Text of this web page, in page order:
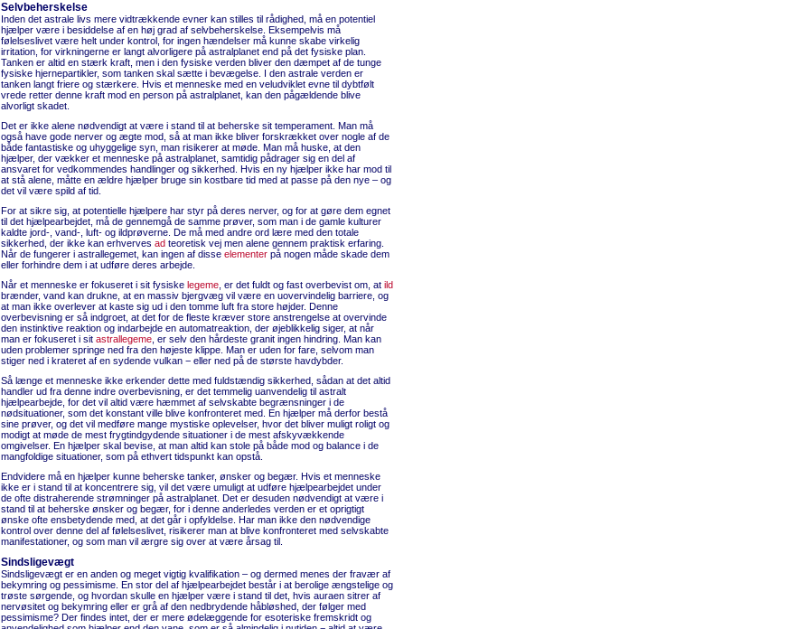
Selvbeherskelse
Inden det astrale livs mere vidtrækkende evner kan stilles til rådighed, må en potentiel
hjælper være i besiddelse af en høj grad af selvbeherskelse. Eksempelvis må
følelseslivet være helt under kontrol, for ingen hændelser må kunne skabe virkelig
irritation, for virkningerne er langt alvorligere på astralplanet end på det fysiske plan.
Tanken er altid en stærk kraft, men i den fysiske verden bliver den dæmpet af de tunge
fysiske hjernepartikler, som tanken skal sætte i bevægelse. I den astrale verden er
tanken langt friere og stærkere. Hvis et menneske med en veludviklet evne til dybtfølt
vrede retter denne kraft mod en person på astralplanet, kan den pågældende blive
alvorligt skadet.
Det er ikke alene nødvendigt at være i stand til at beherske sit temperament. Man må
også have gode nerver og ægte mod, så at man ikke bliver forskrækket over nogle af de
både fantastiske og uhyggelige syn, man risikerer at møde. Man må huske, at den
hjælper, der vækker et menneske på astralplanet, samtidig pådrager sig en del af
ansvaret for vedkommendes handlinger og sikkerhed. Hvis en ny hjælper ikke har mod til
at stå alene, måtte en ældre hjælper bruge sin kostbare tid med at passe på den nye – og
det vil være spild af tid.
For at sikre sig, at potentielle hjælpere har styr på deres nerver, og for at gøre dem egnet
til det hjælpearbejdet, må de gennemgå de samme prøver, som man i de gamle kulturer
kaldte jord-, vand-, luft- og ildprøverne. De må med andre ord lære med den totale
sikkerhed, der ikke kan erhverves ad teoretisk vej men alene gennem praktisk erfaring.
Når de fungerer i astrallegemet, kan ingen af disse elementer på nogen måde skade dem
eller forhindre dem i at udføre deres arbejde.
Når et menneske er fokuseret i sit fysiske legeme , er det fuldt og fast overbevist om, at ild
brænder, vand kan drukne, at en massiv bjergvæg vil være en uovervindelig barriere, og
at man ikke overlever at kaste sig ud i den tomme luft fra store højder. Denne
overbevisning er så indgroet, at det for de fleste kræver store anstrengelse at overvinde
den instinktive reaktion og indarbejde en automatreaktion, der øjeblikkelig siger, at når
man er fokuseret i sit astrallegeme , er selv den hårdeste granit ingen hindring. Man kan
uden problemer springe ned fra den højeste klippe. Man er uden for fare, selvom man
stiger ned i krateret af en sydende vulkan − eller ned på de største havdybder.
Så længe et menneske ikke erkender dette med fuldstændig sikkerhed, sådan at det altid
handler ud fra denne indre overbevisning, er det temmelig uanvendelig til astralt
hjælpearbejde, for det vil altid være hæmmet af selvskabte begrænsninger i de
nødsituationer, som det konstant ville blive konfronteret med. En hjælper må derfor bestå
sine prøver, og det vil medføre mange mystiske oplevelser, hvor det bliver muligt roligt og
modigt at møde de mest frygtindgydende situationer i de mest afskyvækkende
omgivelser. En hjælper skal bevise, at man altid kan stole på både mod og balance i de
mangfoldige situationer, som på ethvert tidspunkt kan opstå.
Endvidere må en hjælper kunne beherske tanker, ønsker og begær. Hvis et menneske
ikke er i stand til at koncentrere sig, vil det være umuligt at udføre hjælpearbejdet under
de ofte distraherende strømninger på astralplanet. Det er desuden nødvendigt at være i
stand til at beherske ønsker og begær, for i denne anderledes verden er et oprigtigt
ønske ofte ensbetydende med, at det går i opfyldelse. Har man ikke den nødvendige
kontrol over denne del af følelseslivet, risikerer man at blive konfronteret med selvskabte
manifestationer, og som man vil ærgre sig over at være årsag til.
Sindsligevægt
Sindsligevægt er en anden og meget vigtig kvalifikation – og dermed menes der fravær af
bekymring og pessimisme. En stor del af hjælpearbejdet består i at berolige ængstelige og
trøste sørgende, og hvordan skulle en hjælper være i stand til det, hvis auraen sitrer af
nervøsitet og bekymring eller er grå af den nedbrydende håbløshed, der følger med
pessimisme? Der findes intet, der er mere ødelæggende for esoteriske fremskridt og